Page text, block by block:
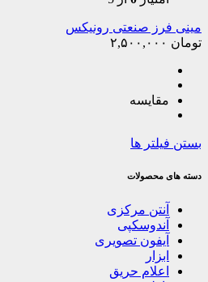
مینی فرز صنعتی رونیکس
تومان
مقایسه
بستن فیلتر ها
دسته های محصولات
آنتن مرکزی
آندوسکپی
آیفون تصویری
ابزار
اعلام حریق